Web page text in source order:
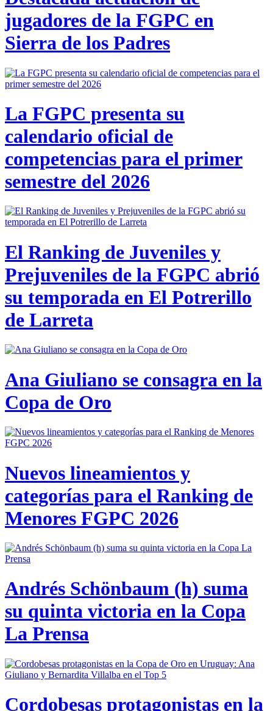
jugadores de la FGPC en
Sierra de los Padres
La FGPC presenta su
calendario oficial de
competencias para el primer
semestre del 2026
El Ranking de Juveniles y
Prejuveniles de la FGPC abrió
su temporada en El Potrerillo
de Larreta
Ana Giuliano se consagra en la
Copa de Oro
Nuevos lineamientos y
categorías para el Ranking de
Menores FGPC 2026
Andrés Schönbaum (h) suma
su quinta victoria en la Copa
La Prensa
Cordobesas protagonistas en la